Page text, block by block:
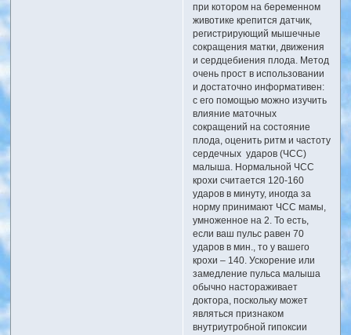
при котором на беременном
животике крепится датчик,
регистрирующий мышечные
сокращения матки, движения
и сердцебиения плода. Метод
очень прост в использовании
и достаточно информативен:
с его помощью можно изучить
влияние маточных
сокращений на состояние
плода, оценить ритм и частоту
сердечных ударов (ЧСС)
малыша. Нормальной ЧСС
крохи считается 120-160
ударов в минуту, иногда за
норму принимают ЧСС мамы,
умноженное на 2. То есть,
если ваш пульс равен 70
ударов в мин., то у вашего
крохи – 140. Ускорение или
замедление пульса малыша
обычно настораживает
доктора, поскольку может
являться признаком
внутриутробной гипоксии